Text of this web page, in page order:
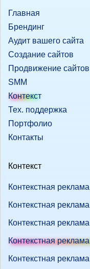
Главная
Брендинг
Аудит вашего сайта
Создание сайтов
Продвижение сайтов
SMM
Контекст
Тех. поддержка
Портфолио
Контакты
Контекст
Контекстная
Контекстная
Контекстная
Контекстная
Контекстная